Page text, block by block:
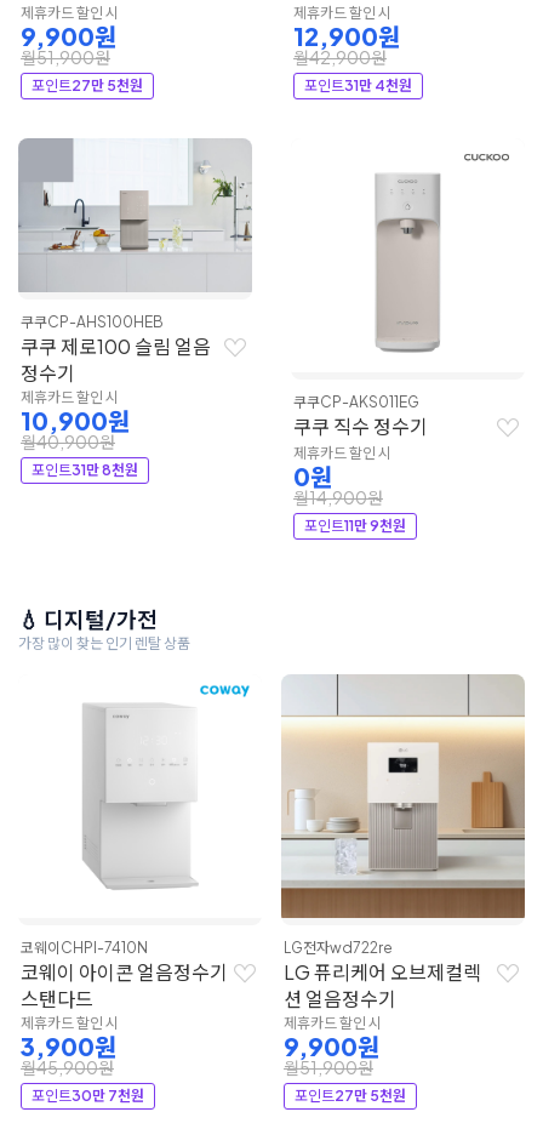
제휴카드 할인 시
9,900원
월51,900원
포인트27만 5천원
제휴카드 할인 시
12,900원
월42,900원
포인트31만 4천원
쿠쿠CP-AHS100HEB
쿠쿠 제로100 슬림 얼음
정수기
제휴카드 할인 시
10,900원
월40,900원
포인트31만 8천원
쿠쿠CP-AKS011EG
쿠쿠 직수 정수기
제휴카드 할인 시
0원
월14,900원
포인트11만 9천원
💧 디지털/가전
가장 많이 찾는 인기 렌탈 상품
코웨이 CHPI-7410N
코웨이 아이콘 얼음정수기
스탠다드
제휴카드 할인 시
3,900원
월45,900원
포인트30만 7천원
LG전자wd722re
LG 퓨리케어 오브제컬렉
션 얼음정수기
제휴카드 할인 시
9,900원
월51,900원
포인트27만 5천원